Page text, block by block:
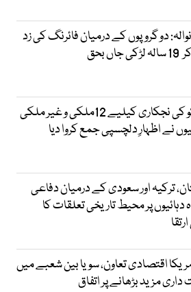
دو گروپوں کے درمیان فائرنگ کی زد
بحق
فیسکو کی نجکاری کیلیے 12ملکی و غیر ملکی
نے اظہارِ دلچسپی جمع کروا دیا
ترکیہ اور سعودی کے درمیان دفاعی
دہائیوں پر محیط تاریخی تعلقات کا
اقتصادی تعاون، سویا بین شعبے میں
مزید بڑھانے پر اتفاق